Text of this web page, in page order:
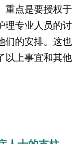
重点是要授权于
理专业人员的讨
们的安排。这也
以上事宜和其他